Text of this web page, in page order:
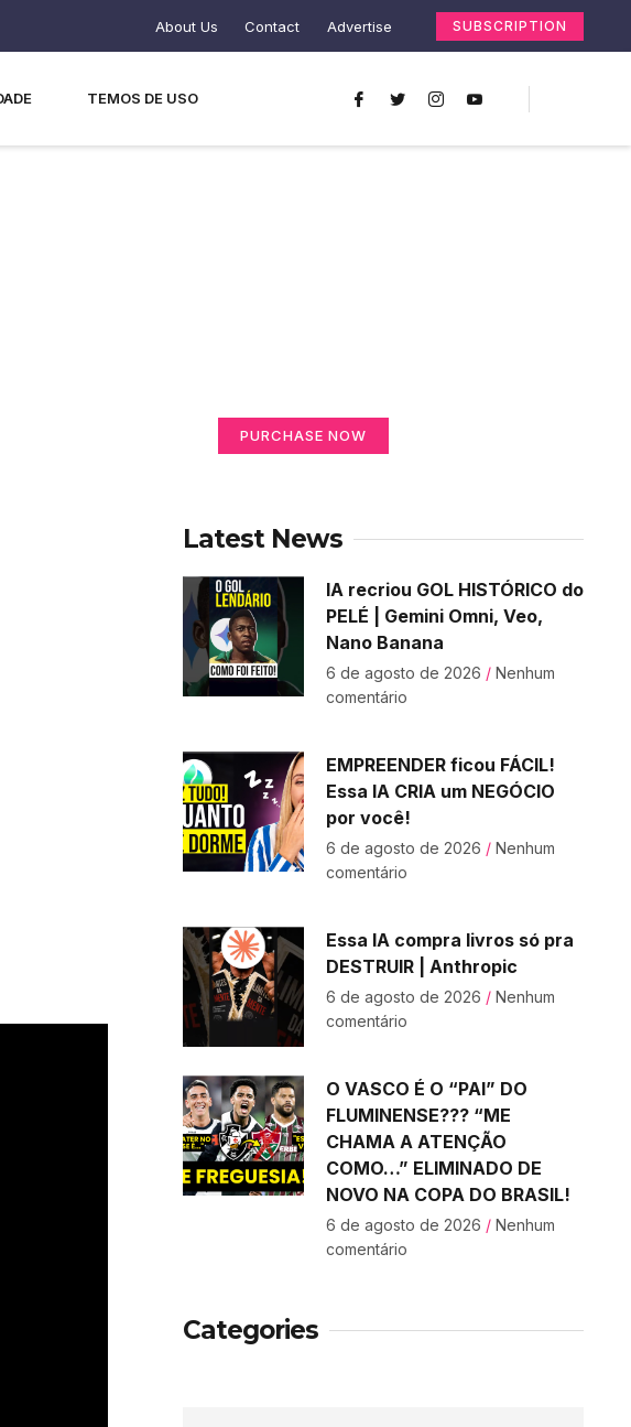
About Us Contact Advertise SUBSCRIPTION
TEMOS DE USO
PURCHASE NOW
Latest News
IA recriou GOL HISTÓRICO do
PELÉ | Gemini Omni, Veo,
Nano Banana
6 de agosto de 2026 Nenhum
comentário
EMPREENDER ficou FÁCIL!
Essa IA CRIA um NEGÓCIO
por você!
6 de agosto de 2026 Nenhum
comentário
Essa IA compra livros só pra
DESTRUIR | Anthropic
6 de agosto de 2026 Nenhum
comentário
O VASCO É O “PAI” DO
FLUMINENSE??? “ME
CHAMA A ATENÇÃO
COMO…” ELIMINADO DE
NOVO NA COPA DO BRASIL!
6 de agosto de 2026 Nenhum
comentário
Categories